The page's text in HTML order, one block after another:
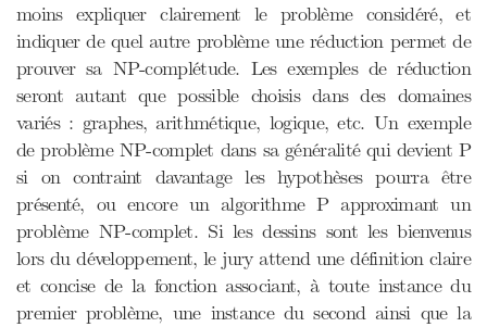
moins expliquer clairement le problème considéré, et
indiquer de quel autre problème une réduction permet de
prouver sa NP-complétude. Les exemples de réduction
seront autant que possible choisis dans des domaines
variés : graphes, arithmétique, logique, etc. Un exemple
de problème NP-complet dans sa généralité qui devient P
si on contraint davantage les hypothèses pourra être
présenté, ou encore un algorithme P approximant un
problème NP-complet. Si les dessins sont les bienvenus
lors du développement, le jury attend une définition claire
et concise de la fonction associant, à toute instance du
premier problème, une instance du second ainsi que la